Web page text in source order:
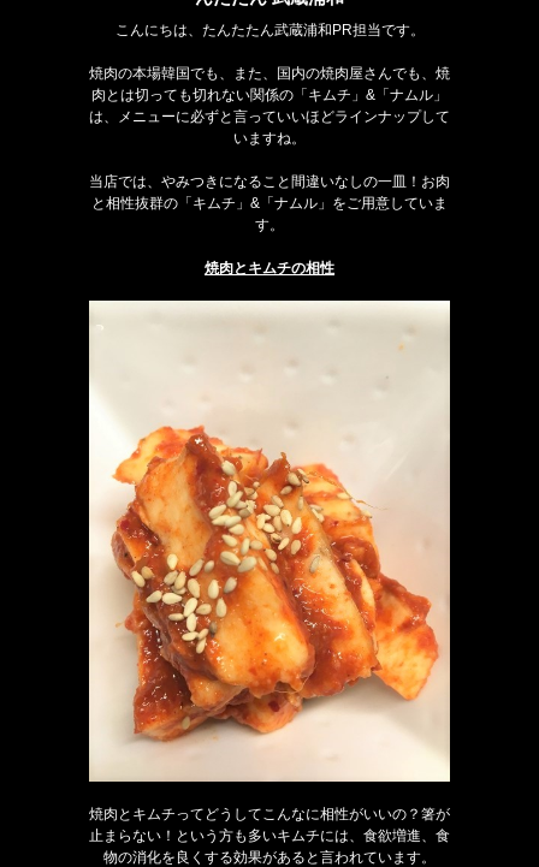
こんにちは、たんたたん武蔵浦和PR担当です。
焼肉の本場韓国でも、また、国内の焼肉屋さんでも、焼
肉とは切っても切れない関係の「キムチ」&「ナムル」
は、メニューに必ずと言っていいほどラインナップして
いますね。
当店では、やみつきになること間違いなしの一皿！お肉
と相性抜群の「キムチ」&「ナムル」をご用意していま
す。
焼肉とキムチの相性
焼肉とキムチってどうしてこんなに相性がいいの？箸が
止まらない！という方も多いキムチには、食欲増進、食
物の消化を良くする効果があると言われています。